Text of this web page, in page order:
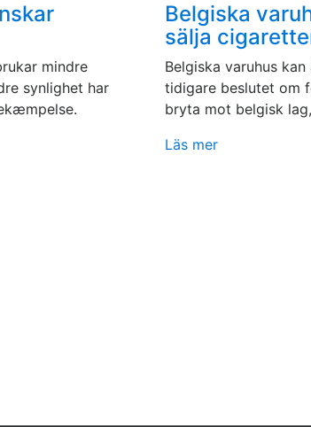
mindre
synlighet har
Belgiska
sälja
Belgiska varuhus
tidigare beslutet om
bryta mot belgisk
Läs mer